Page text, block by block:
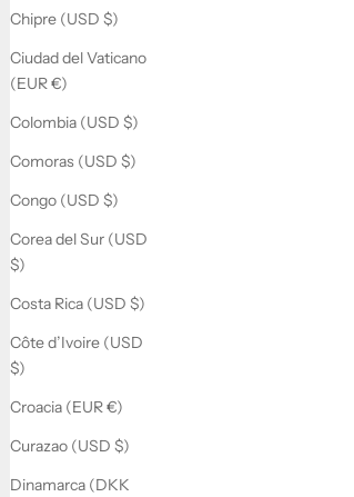
Chipre (USD $)
Ciudad del Vaticano
(EUR €)
Colombia (USD $)
Comoras (USD $)
Congo (USD $)
Corea del Sur (USD
$)
Costa Rica (USD $)
Côte d’Ivoire (USD
$)
Croacia (EUR €)
Curazao (USD $)
Dinamarca (DKK